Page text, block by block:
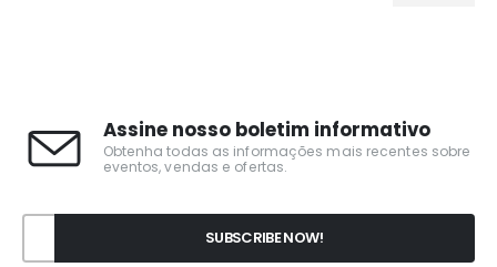
Assine nosso boletim informativo
Obtenha todas as informações mais recentes sobre
eventos, vendas e ofertas.